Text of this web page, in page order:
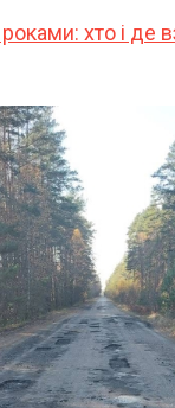
хто і де